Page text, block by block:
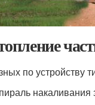
по устройству
накаливания